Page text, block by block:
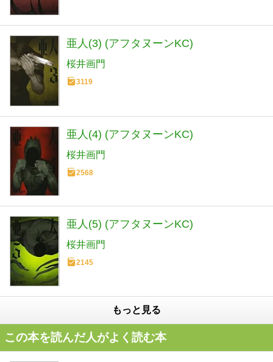
亜人(3) (アフタヌーンKC)
桜井画門
3119
亜人(4) (アフタヌーンKC)
桜井画門
2568
亜人(5) (アフタヌーンKC)
桜井画門
2145
もっと見る
この本を読んだ人がよく読む本